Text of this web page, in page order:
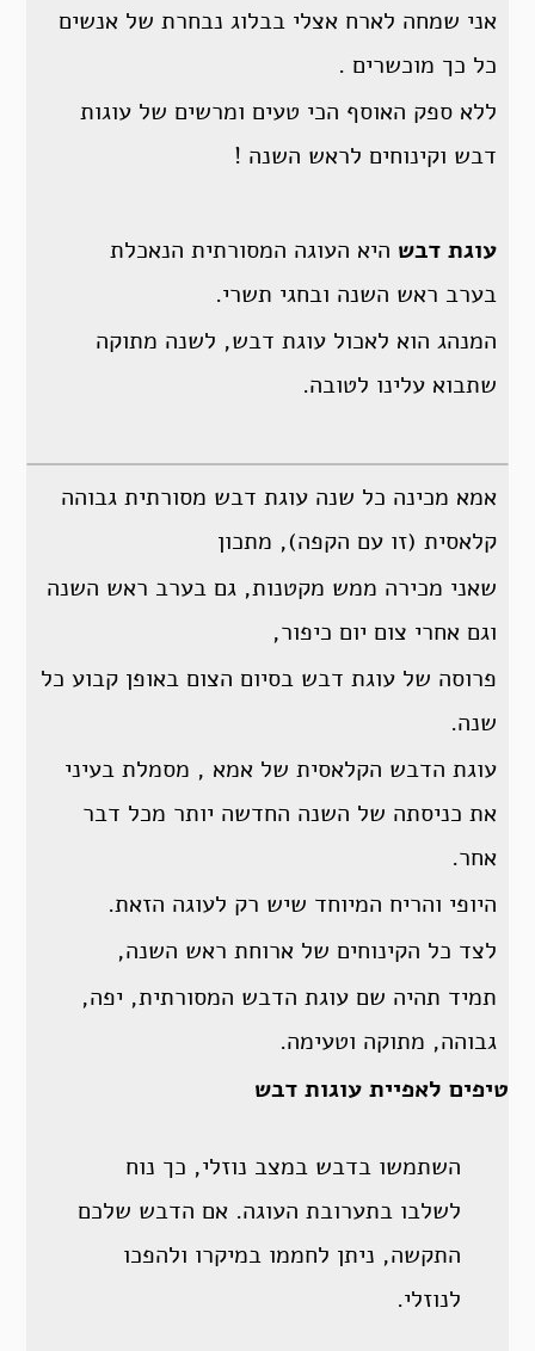
אני שמחה לארח אצלי בבלוג נבחרת של אנשים
כל כך מוכשרים .
ללא ספק האוסף הכי טעים ומרשים של עוגות
דבש וקינוחים לראש השנה !
עוגת דבש היא העוגה המסורתית הנאכלת
בערב ראש השנה ובחגי תשרי.
המנהג הוא לאכול עוגת דבש, לשנה מתוקה
שתבוא עלינו לטובה.
אמא מכינה כל שנה עוגת דבש מסורתית גבוהה
קלאסית (זו עם הקפה), מתכון
שאני מכירה ממש מקטנות, גם בערב ראש השנה
וגם אחרי צום יום כיפור,
פרוסה של עוגת דבש בסיום הצום באופן קבוע כל
שנה.
עוגת הדבש הקלאסית של אמא , מסמלת בעיני
את כניסתה של השנה החדשה יותר מכל דבר
אחר.
היופי והריח המיוחד שיש רק לעוגה הזאת.
לצד כל הקינוחים של ארוחת ראש השנה,
תמיד תהיה שם עוגת הדבש המסורתית, יפה,
גבוהה, מתוקה וטעימה.
טיפים לאפיית עוגות דבש
השתמשו בדבש במצב נוזלי, כך נוח
לשלבו בתערובת העוגה. אם הדבש שלכם
התקשה, ניתן לחממו במיקרו ולהפכו
לנוזלי.